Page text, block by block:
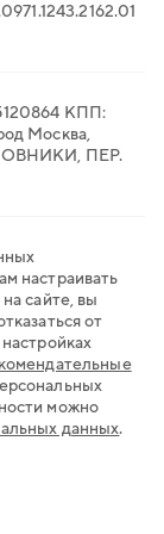
71.1243.2162.01
КПП:
Москва,
ПЕР.
настраивать
сайте, вы
от
можно
данных.